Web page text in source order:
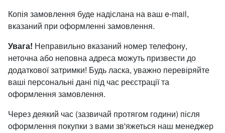
Копія замовлення буде надіслана на ваш e-mail,
вказаний при оформленні замовлення.
Увага! Неправильно вказаний номер телефону,
неточна або неповна адреса можуть призвести до
додаткової затримки! Будь ласка, уважно перевіряйте
ваші персональні дані під час реєстрації та
оформлення замовлення.
Через деякий час (зазвичай протягом години) після
оформлення покупки з вами зв'яжеться наш менеджер